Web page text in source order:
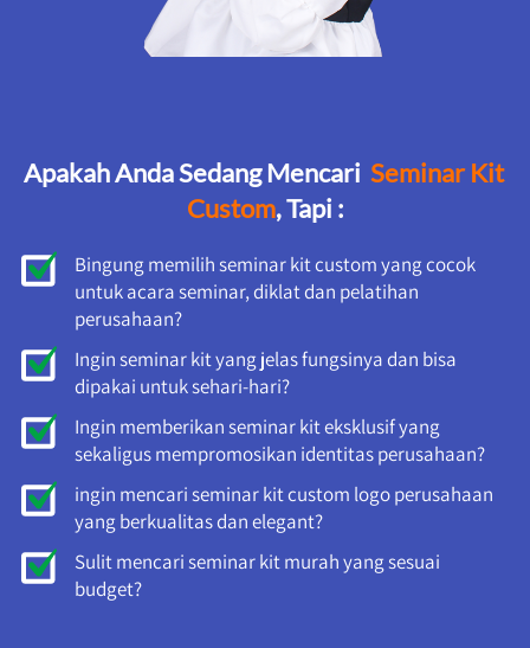
Apakah Anda Sedang Mencari Seminar Kit
Custom, Tapi :
Bingung memilih seminar kit custom yang cocok
untuk acara seminar, diklat dan pelatihan
perusahaan?
Ingin seminar kit yang jelas fungsinya dan bisa
dipakai untuk sehari-hari?
Ingin memberikan seminar kit eksklusif yang
sekaligus mempromosikan identitas perusahaan?
ingin mencari seminar kit custom logo perusahaan
yang berkualitas dan elegant?
Sulit mencari seminar kit murah yang sesuai
budget?